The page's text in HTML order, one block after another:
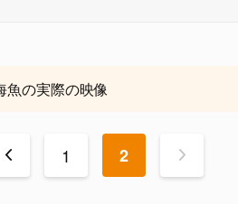
魚の実際の映像
< 1 2 >